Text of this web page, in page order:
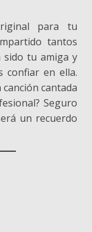
para tu
tantos
sido tu amiga y
confiar en ella.
cantada
Seguro
un recuerdo